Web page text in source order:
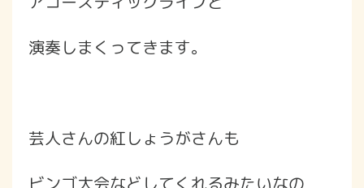
演奏しまくってきます。
芸人さんの紅しょうがさんも
ビンゴ大会などしてくれるみたいなの